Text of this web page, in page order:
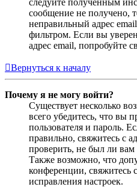
сообщение не получено,
неправильный адрес
фильтром. Если вы
адрес email, попробуйте
Вернуться к началу
Почему я не могу войти?
Существует несколько
всего убедитесь, что вы
пользователя и пароль.
правильно, свяжитесь с
проверить, не был ли
Также возможно, что
конференции, свяжитесь
исправления настроек.